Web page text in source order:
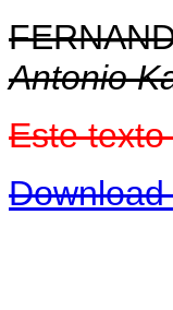
Antonio
Este